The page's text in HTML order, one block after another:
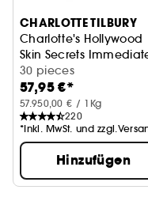
CHARLOTTE TILBURY
Charlotte's Hollywood
Skin Secrets
Eye Revival Patches
Augen-Patches
30 pieces
57,95 €*
57.950,00 € / 1Kg
220
*Inkl. MwSt. und
Hinzufügen